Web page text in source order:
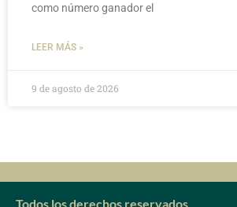
como número ganador el
LEER MÁS »
9 de agosto de 2026
Todos los derechos reservados